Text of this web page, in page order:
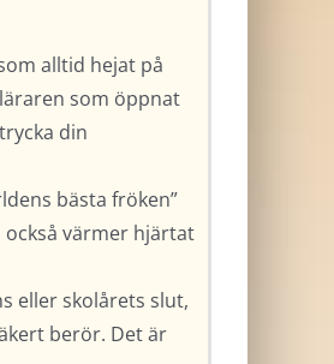
alltid hejat på
som öppnat
din
bästa fröken”
också värmer hjärtat
eller skolårets slut,
berör. Det är